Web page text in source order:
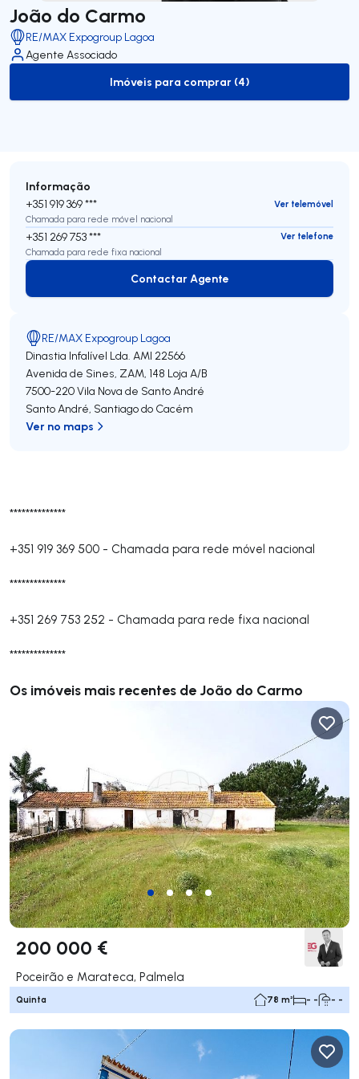
João do Carmo
RE/MAX Expogroup Lagoa
Agente Associado
to-buy-listing
Imóveis para comprar (4)
**************
+351 919 369 500 - Chamada para rede móvel nacional
**************
+351 269 753 252 - Chamada para rede fixa nacional
**************
Os imóveis mais recentes de João do Carmo
200 000 €
Poceirão e Marateca, Palmela
Quinta 78 m² - - - -
Informação
+351 919 369 ***
Ver telemóvel
Chamada para rede móvel nacional
+351 269 753 ***
Ver telefone
Chamada para rede fixa nacional
Contactar Agente
Contactar Agente
RE/MAX Expogroup Lagoa
Dinastia Infalível Lda. AMI 22566
Avenida de Sines, ZAM, 148 Loja A/B
7500-220Vila Nova de Santo André
Santo André, Santiago do Cacém
Ver no maps